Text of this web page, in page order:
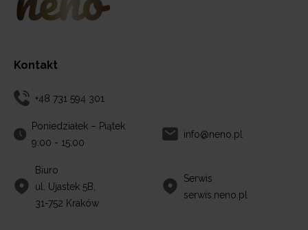
Kontakt
+48 731 594 301
Poniedziałek – Piątek
9:00 - 15:00
info@neno.pl
Biuro
ul. Ujastek 5B,
31-752 Kraków
Serwis
serwis.neno.pl